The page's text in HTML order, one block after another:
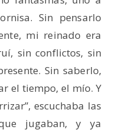
Sin pensarlo
mi reinado era
sin conflictos, sin
Sin saberlo,
el tiempo, el mío. Y
escuchaba las
jugaban, y ya